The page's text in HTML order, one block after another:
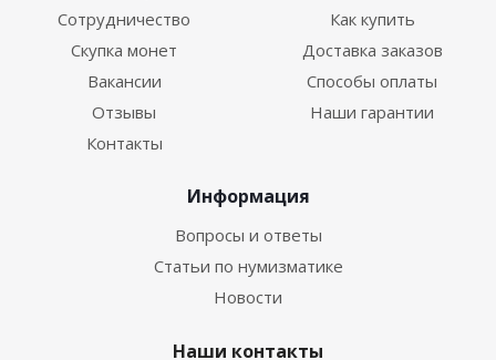
Сотрудничество
Скупка монет
Вакансии
Отзывы
Контакты
Как купить
Доставка заказов
Способы оплаты
Наши гарантии
Информация
Вопросы и ответы
Статьи по нумизматике
Новости
Наши контакты